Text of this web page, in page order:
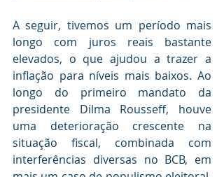
A seguir, tivemos um período mais
longo com juros reais bastante
elevados, o que ajudou a trazer a
inflação para níveis mais baixos. Ao
longo do primeiro mandato da
presidente Dilma Rousseff, houve
uma deterioração crescente na
situação fiscal, combinada com
interferências diversas no BCB, em